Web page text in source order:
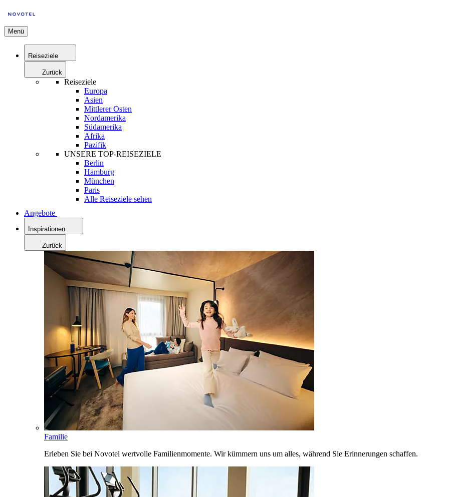
Menü
Reiseziele
Zurück
Reiseziele
Europa
Asien
Mittlerer Osten
Nordamerika
Südamerika
Afrika
Pazifik
UNSERE TOP-REISEZIELE
Berlin
Hamburg
München
Paris
Alle Reiseziele sehen
Angebote
Inspirationen
Zurück
Familie
Erleben Sie bei Novotel wertvolle Familienmomente. Wir kümmern uns um alles, während Sie Erinnerungen schaffen.